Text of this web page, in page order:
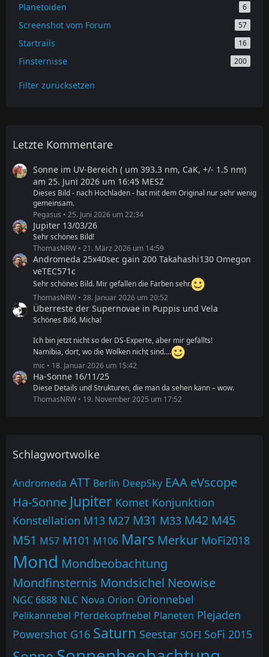
Planetoiden 6
Screenshot vom Forum 57
Startrails 16
Finsternisse 200
Filter zurücksetzen
Letzte Kommentare
Sonne im UV-Bereich ( um 393.3 nm, CaK, +/- 1.5 nm)
am 25. Juni 2026 um 16:45 MESZ
Dieses Bild - nach Hochladen - hat mit dem Original nur sehr wenig
gemeinsam.
Pegasus
25. Juni 2026 um 22:34
Jupiter 13/03/26
Sehr schönes Bild!
ThomasNRW
21. März 2026 um 14:59
Andromeda 25x40sec gain 200 Takahashi130 Omegon
veTEC571c
Sehr schönes Bild. Mir gefallen die Farben sehr.
ThomasNRW
28. Januar 2026 um 20:52
Überreste der Supernovae in Puppis und Vela
Schönes Bild, Micha!
Ich bin jetzt nicht so der DS-Experte, aber mir gefällts!
Namibia, dort, wo die Wolken nicht sind....
mic
18. Januar 2026 um 15:42
Ha-Sonne 16/11/25
Diese Details und Strukturen, die man da sehen kann – wow.
ThomasNRW
19. November 2025 um 17:52
Schlagwortwolke
Andromeda ATT Berlin DeepSky EAA eVscope
Ha-Sonne Jupiter Komet Konjunktion
Konstellation M13 M27 M31 M33 M42 M45
M51 M57 M101 M106 Mars Merkur MoFi2018
Mond Mondbeobachtung
Mondfinsternis Mondsichel Neowise
NGC 6888 NLC Nova Orion Orionnebel
Pelikannebel Pferdekopfnebel Planeten Plejaden
Powershot G16 Saturn Seestar SOFI SoFi 2015